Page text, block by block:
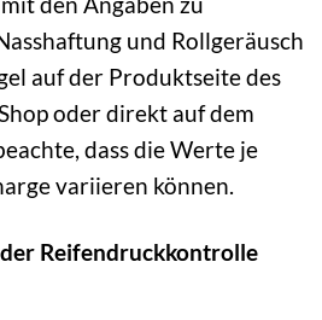
und Rollgeräusch
auf der Produktseite des
oder direkt auf dem
dass die Werte je
variieren können.
der Reifendruckkontrolle